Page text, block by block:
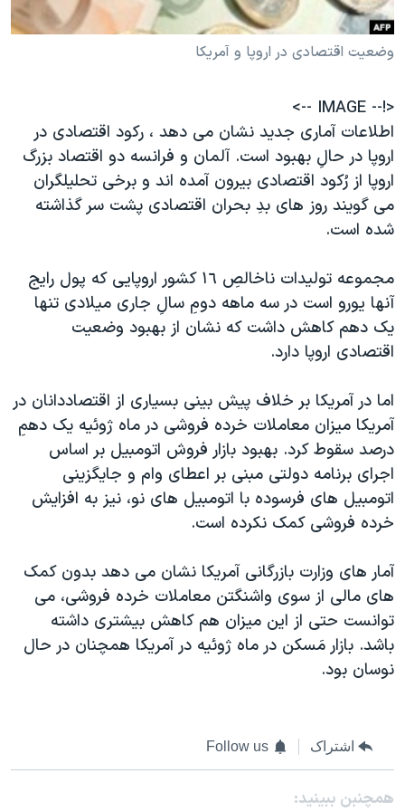
فرهنگ و زندگی
حقوق شهروندی
علم و فناوری
اسرائیل در جنگ
گالری عکس
آرشیو پخش زنده
مستندها
انتخابات ریاست جمهوری آمریکا ۲۰۲۴
رمز مهسا
ورزش زنان در ایران
اعتراضات زن، زندگی، آزادی
مجموعه مستندهای دادخواهی
دادگاه حمید نوری
چهل سال گروگان‌گیری
قانون شفافیت دارائی کادر رهبری ایران
اسرائیل در جنگ
نرگس محمدی برنده جایزه نوبل صلح
همایش محافظه‌کاران آمریکا «سی‌پک»
صفحه‌های ویژه
دنبال کنید
زبانهای مختلف
وضعيت اقتصادی در اروپا و آمريکا
<!-- IMAGE -->
اطلاعات آماری جديد نشان می دهد ، رکود اقتصادی در
اروپا در حالِ بهبود است. آلمان و فرانسه دو اقتصاد بزرگ
اروپا از رُکود اقتصادی بيرون آمده اند و برخی تحليلگران
می گويند روز های بدِ بحران اقتصادی پشت سر گذاشته
شده است.
مجموعه توليدات ناخالصِ ١٦ کشور اروپايی که پول رايج
آنها يورو است در سه ماهه دومِ سالِ جاری ميلادی تنها
يک دهم کاهش داشت که نشان از بهبود وضعيت
اقتصادی اروپا دارد.
اما در آمريکا بر خلاف پيش بينی بسياری از اقتصاددانان در
آمريکا ميزان معاملات خرده فروشی در ماه ژوئيه يک دهمِ
درصد سقوط کرد. بهبود بازار فروش اتومبيل بر اساس
اجرای برنامه دولتی مبنی بر اعطای وام و جايگزينی
اتومبيل های فرسوده با اتومبيل های نو، نيز به افزايش
خرده فروشی کمک نکرده است.
آمار های وزارت بازرگانی آمريکا نشان می دهد بدون کمک
های مالی از سوی واشنگتن معاملات خرده فروشی، می
توانست حتی از اين ميزان هم کاهش بيشتری داشته
باشد. بازار مَسکن در ماه ژوئيه در آمريکا همچنان در حال
نوسان بود.
اشتراک Follow us
همچنبن ببینید: